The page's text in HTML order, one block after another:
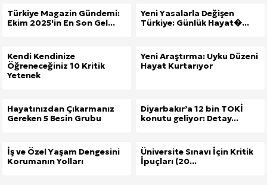
Türkiye Magazin Gündemi:
Ekim 2025'in En Son Gel...
Yeni Yasalarla Değişen
Türkiye: Günlük Hayat�...
Kendi Kendinize
Öğreneceğiniz 10 Kritik
Yetenek
Yeni Araştırma: Uyku Düzeni
Hayat Kurtarıyor
Hayatınızdan Çıkarmanız
Gereken 5 Besin Grubu
Diyarbakır’a 12 bin TOKİ
konutu geliyor: Detay...
İş ve Özel Yaşam Dengesini
Korumanın Yolları
Üniversite Sınavı İçin Kritik
İpuçları (20...